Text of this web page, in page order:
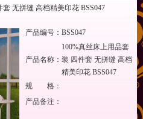
无拼缝 高档精美印花 BSS047
产品编号： BSS047
产品名称：
100%真丝床上用品套
装 四件套 无拼缝 高档
精美印花 BSS047
规 格：
产品备注：